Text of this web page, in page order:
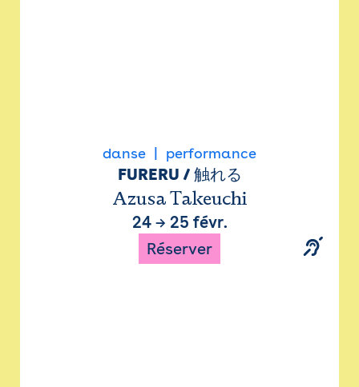
danse performance
FURERU / 触れる
Azusa Takeuchi
24→ 25 févr.
Réserver